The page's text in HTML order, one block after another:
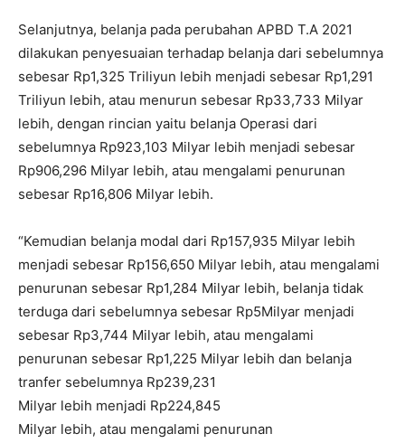
Selanjutnya, belanja pada perubahan APBD T.A 2021
dilakukan penyesuaian terhadap belanja dari sebelumnya
sebesar Rp1,325 Triliyun lebih menjadi sebesar Rp1,291
Triliyun lebih, atau menurun sebesar Rp33,733 Milyar
lebih, dengan rincian yaitu belanja Operasi dari
sebelumnya Rp923,103 Milyar lebih menjadi sebesar
Rp906,296 Milyar lebih, atau mengalami penurunan
sebesar Rp16,806 Milyar lebih.
“Kemudian belanja modal dari Rp157,935 Milyar lebih
menjadi sebesar Rp156,650 Milyar lebih, atau mengalami
penurunan sebesar Rp1,284 Milyar lebih, belanja tidak
terduga dari sebelumnya sebesar Rp5Milyar menjadi
sebesar Rp3,744 Milyar lebih, atau mengalami
penurunan sebesar Rp1,225 Milyar lebih dan belanja
tranfer sebelumnya Rp239,231
Milyar lebih menjadi Rp224,845
Milyar lebih, atau mengalami penurunan